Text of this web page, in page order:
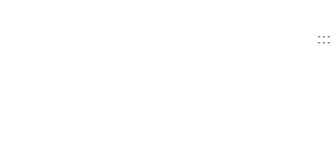
:::